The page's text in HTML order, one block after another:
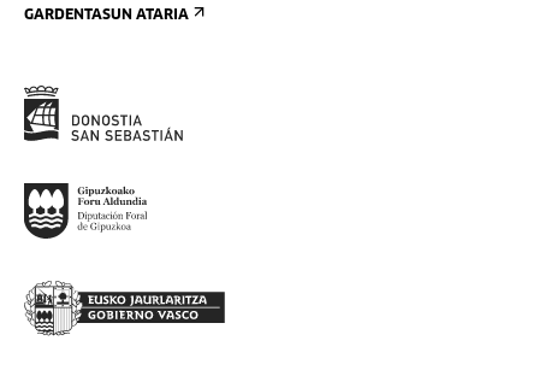
GARDENTASUN ATARIA